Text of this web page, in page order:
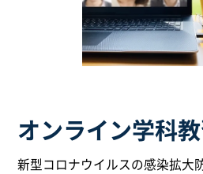
オンライン学科
新型コロナウイルスの感染拡大